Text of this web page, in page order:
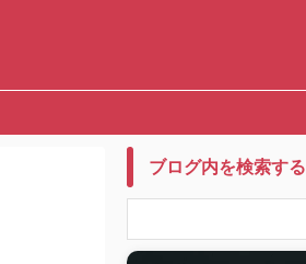
ブログ内を検索する